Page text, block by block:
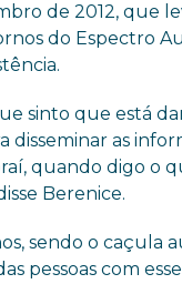
de 2012, que
do Espectro
sinto que está
disseminar as
quando digo o
Berenice.
sendo o caçula
pessoas com